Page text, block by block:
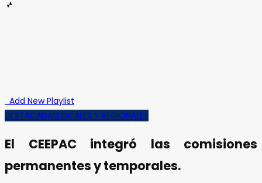
Add New Playlist
DESTACADASLOCALES Y REGIONALES
El CEEPAC integró las comisiones
permanentes y temporales.